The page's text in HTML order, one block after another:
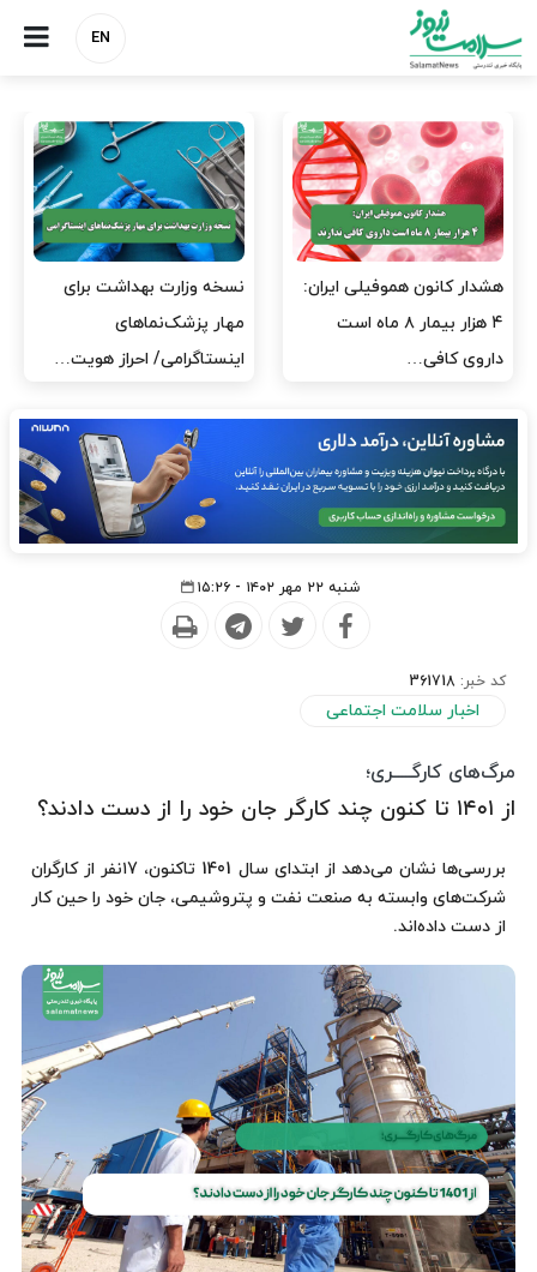
EN
هشدار کانون هموفیلی ایران:
۴ هزار بیمار ۸ ماه است
داروی کافی…
نسخه وزارت بهداشت برای
مهار پزشک‌نماهای
اینستاگرامی/ احراز هویت…
شنبه ۲۲ مهر ۱۴۰۲ - ۱۵:۲۶
کد خبر: 361718
اخبار سلامت اجتماعی
مرگ‌های کارگـــــری؛
از ۱۴۰۱ تا کنون چند کارگر جان خود را از دست دادند؟
بررسی‌ها نشان می‌دهد از ابتدای سال 1401 تاکنون، ۱7نفر از کارگران
شرکت‌های وابسته به صنعت نفت و پتروشیمی، جان خود را حین کار
از دست داده‌اند.